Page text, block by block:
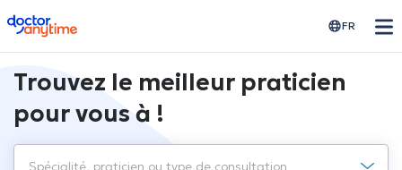
doctoranytime FR
Trouvez le meilleur praticien
pour vous à !